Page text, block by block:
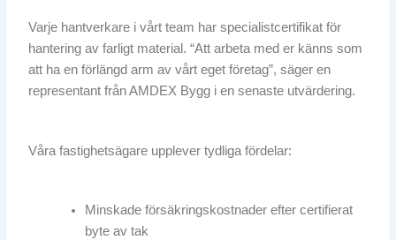
Varje hantverkare i vårt team har specialistcertifikat för
hantering av farligt material. “Att arbeta med er känns som
att ha en förlängd arm av vårt eget företag”, säger en
representant från AMDEX Bygg i en senaste utvärdering.
Våra fastighetsägare upplever tydliga fördelar:
Minskade försäkringskostnader efter certifierat
byte av tak